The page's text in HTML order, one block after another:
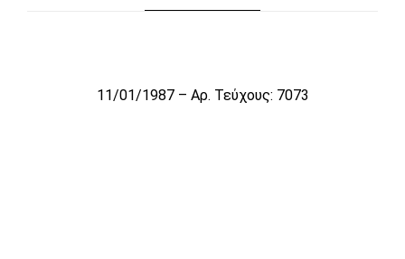
Το αρχείο προσωρινά δεν είναι διαθέσιμο για πώληση
11/01/1987 – Αρ. Τεύχους: 7073